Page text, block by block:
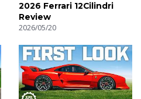
2026 Ferrari 12Cilindri
Review
2026/05/20